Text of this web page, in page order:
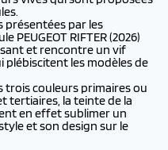
présentées par les
RIFTER (2026)
et rencontre un vif
plébiscitent les modèles de
trois couleurs primaires ou
tertiaires, la teinte de la
en effet sublimer un
et son design sur le